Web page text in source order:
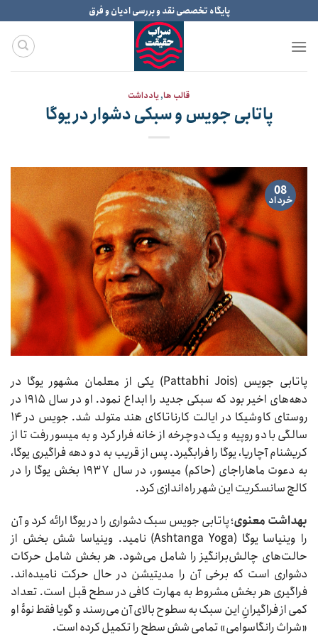
to
content
پایگاه تخصصی نقد و بررسی ادیان و فرق
قالب ها,یادداشت
پاتابی جویس و سبکی دشوار در یوگا
08
خرداد
پاتابی جویس (Pattabhi Jois) یکی از معلمان مشهور یوگا در
دهه‌های اخیر بود که سبکی جدید را ابداع نمود. او در سال ۱۹۱۵ در
روستای کاوشیکا در ایالت کارناتاکای هند متولد شد. جویس در ۱۴
سالگی با دو روپیه و یک دوچرخه از خانه فرار کرد و به میسور رفت تا از
کریشنام آچاریا، یوگا را فرابگیرد. پس از قریب به دو دهه فراگیری یوگا،
به دعوت ماهاراجای (حاکم) میسور، در سال ۱۹۳۷ بخش یوگا را در
کالج سانسکریت این شهر راه‌اندازی کرد.
بهداشت معنوی؛ پاتابی جویس سبک دشواری را در یوگا ارائه کرد و آن
را وینیاسا یوگا (Ashtanga Yoga) نامید. وینیاسا شش بخش از
حالت‌های چالش‌برانگیز را شامل می‌شود. هر بخش شامل حرکات
دشواری است که برخی آن را مدیتیشن در حال حرکت نامیده‌اند.
فراگیری هر بخش مشروط به مهارت کافی در سطح قبل است. تعداد
کمی از فراگیرانِ این سبک به سطوح بالای آن می‌رسند و گویا فقط نوۀ او
«شراث رانگاسوامی» تمامی شش سطح را تکمیل کرده است.